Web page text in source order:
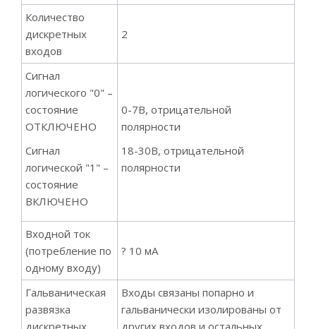
Количество
дискретных
входов
2
Сигнал
логического "0" –
состояние
ОТКЛЮЧЕНО
Сигнал
логической "1" –
состояние
ВКЛЮЧЕНО
0-7В, отрицательной
полярности
18-30В, отрицательной
полярности
Входной ток
(потребление по
одному входу)
? 10 мА
Гальваническая
развязка
дискретных
Входы связаны попарно и
гальванически изолированы от
других входов и остальных